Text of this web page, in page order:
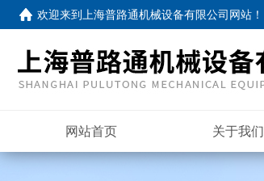
欢迎来到 上海普路通机械设备有限公司网站 ！
网站首页 关于我们